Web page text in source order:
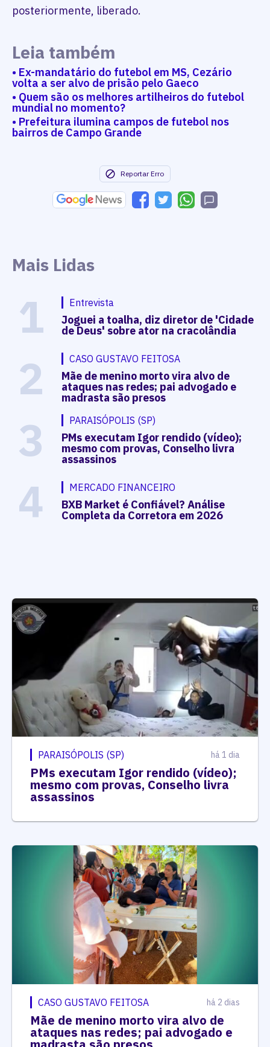
posteriormente, liberado.
Leia também
• Ex-mandatário do futebol em MS, Cezário
volta a ser alvo de prisão pelo Gaeco
• Quem são os melhores artilheiros do futebol
mundial no momento?
• Prefeitura ilumina campos de futebol nos
bairros de Campo Grande
Reportar Erro
Mais Lidas
1 Entrevista
Joguei a toalha, diz diretor de 'Cidade
de Deus' sobre ator na cracolândia
2 CASO GUSTAVO FEITOSA
Mãe de menino morto vira alvo de
ataques nas redes; pai advogado e
madrasta são presos
3 PARAISÓPOLIS (SP)
PMs executam Igor rendido (vídeo);
mesmo com provas, Conselho livra
assassinos
4 MERCADO FINANCEIRO
BXB Market é Confiável? Análise
Completa da Corretora em 2026
PARAISÓPOLIS (SP) há 1 dia
PMs executam Igor rendido (vídeo);
mesmo com provas, Conselho livra
assassinos
CASO GUSTAVO FEITOSA há 2 dias
Mãe de menino morto vira alvo de
ataques nas redes; pai advogado e